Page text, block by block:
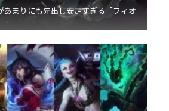
あまりにも先出し安定すぎる「フィオ